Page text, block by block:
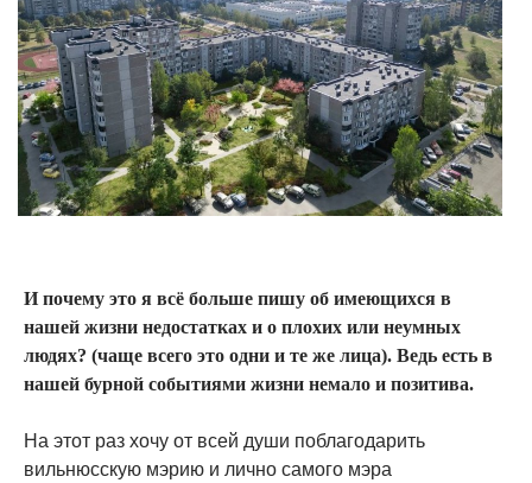
И почему это я всё больше пишу об имеющихся в
нашей жизни недостатках и о плохих или неумных
людях? (чаще всего это одни и те же лица). Ведь есть в
нашей бурной событиями жизни немало и позитива.
На этот раз хочу от всей души поблагодарить
вильнюсскую мэрию и лично самого мэра